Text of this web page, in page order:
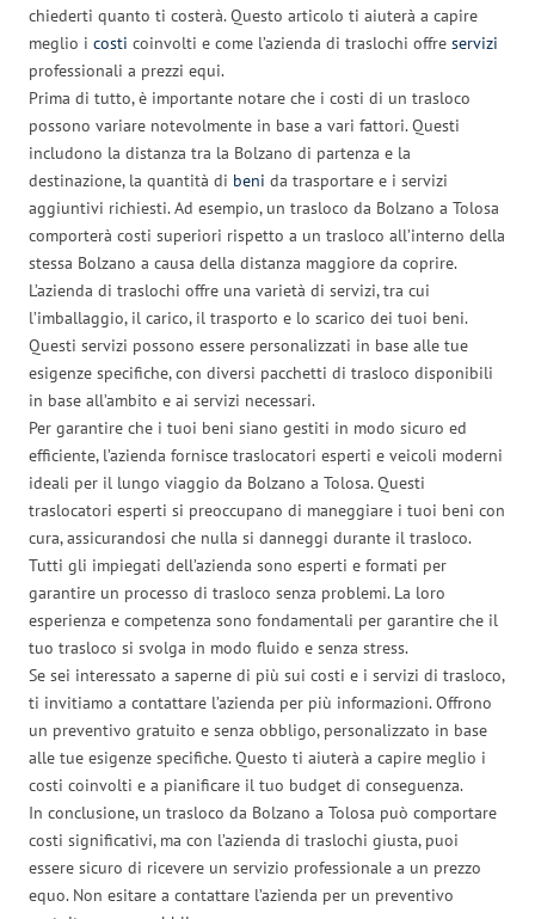
chiederti quanto ti costerà. Questo articolo ti aiuterà a capire
meglio i costi coinvolti e come l’azienda di traslochi offre servizi
professionali a prezzi equi.
Prima di tutto, è importante notare che i costi di un trasloco
possono variare notevolmente in base a vari fattori. Questi
includono la distanza tra la Bolzano di partenza e la
destinazione, la quantità di beni da trasportare e i servizi
aggiuntivi richiesti. Ad esempio, un trasloco da Bolzano a Tolosa
comporterà costi superiori rispetto a un trasloco all’interno della
stessa Bolzano a causa della distanza maggiore da coprire.
L’azienda di traslochi offre una varietà di servizi, tra cui
l’imballaggio, il carico, il trasporto e lo scarico dei tuoi beni.
Questi servizi possono essere personalizzati in base alle tue
esigenze specifiche, con diversi pacchetti di trasloco disponibili
in base all’ambito e ai servizi necessari.
Per garantire che i tuoi beni siano gestiti in modo sicuro ed
efficiente, l’azienda fornisce traslocatori esperti e veicoli moderni
ideali per il lungo viaggio da Bolzano a Tolosa. Questi
traslocatori esperti si preoccupano di maneggiare i tuoi beni con
cura, assicurandosi che nulla si danneggi durante il trasloco.
Tutti gli impiegati dell’azienda sono esperti e formati per
garantire un processo di trasloco senza problemi. La loro
esperienza e competenza sono fondamentali per garantire che il
tuo trasloco si svolga in modo fluido e senza stress.
Se sei interessato a saperne di più sui costi e i servizi di trasloco,
ti invitiamo a contattare l’azienda per più informazioni. Offrono
un preventivo gratuito e senza obbligo, personalizzato in base
alle tue esigenze specifiche. Questo ti aiuterà a capire meglio i
costi coinvolti e a pianificare il tuo budget di conseguenza.
In conclusione, un trasloco da Bolzano a Tolosa può comportare
costi significativi, ma con l’azienda di traslochi giusta, puoi
essere sicuro di ricevere un servizio professionale a un prezzo
equo. Non esitare a contattare l’azienda per un preventivo